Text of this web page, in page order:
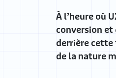
À l’heure où
conversion
derrière cette
de la nature